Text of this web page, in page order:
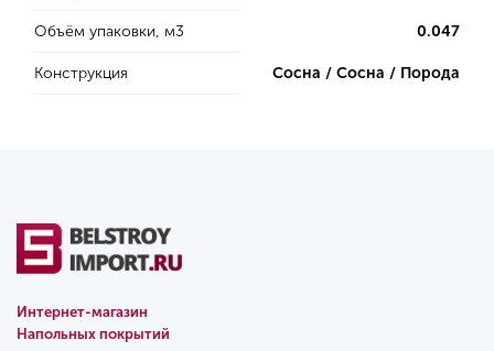
Объём упаковки, м3 0.047
Конструкция Сосна / Сосна / Порода
Интернет-магазин
Напольных покрытий